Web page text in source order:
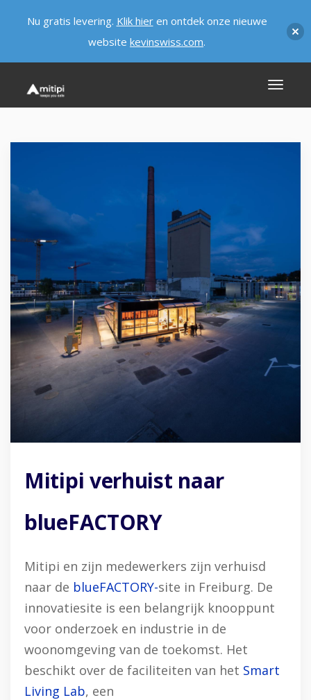
Mitipi verhuist naar
blueFACTORY
Mitipi en zijn medewerkers zijn verhuisd
naar de blueFACTORY-site in Freiburg. De
innovatiesite is een belangrijk knooppunt
voor onderzoek en industrie in de
woonomgeving van de toekomst. Het
beschikt over de faciliteiten van het Smart
Living Lab, een
Nu gratis levering. Klik hieren ontdek onze nieuwe
website kevinswiss.com.